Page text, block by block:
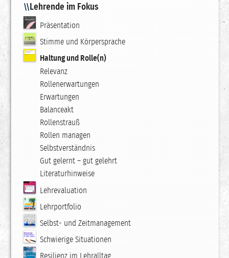
Lehrende im Fokus
Präsentation
Stimme und Körpersprache
Haltung und Rolle(n)
Relevanz
Rollenerwartungen
Erwartungen
Balanceakt
Rollenstrauß
Rollen managen
Selbstverständnis
Gut gelernt – gut gelehrt
Literaturhinweise
Lehrevaluation
Lehrportfolio
Selbst- und Zeitmanagement
Schwierige Situationen
Resilienz im Lehralltag